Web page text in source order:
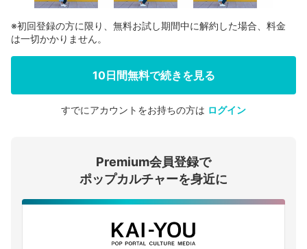
会員登録する
ログインする
※初回登録の方に限り、無料お試し期間中に解約した場合、料金
は一切かかりません。
10日間無料で続きを見る
すでにアカウントをお持ちの方は ログイン
Premium会員登録で
ポップカルチャーを身近に